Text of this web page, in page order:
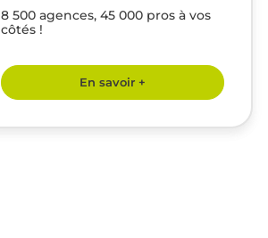
8 500 agences, 45 000 pros à vos
côtés !
En savoir +